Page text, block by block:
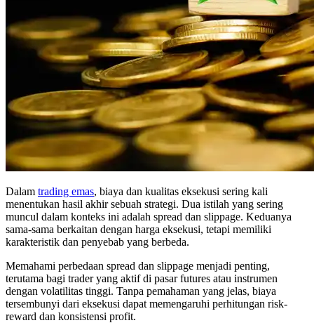
Dalam trading emas, biaya dan kualitas eksekusi sering kali
menentukan hasil akhir sebuah strategi. Dua istilah yang sering
muncul dalam konteks ini adalah spread dan slippage. Keduanya
sama-sama berkaitan dengan harga eksekusi, tetapi memiliki
karakteristik dan penyebab yang berbeda.
Memahami perbedaan spread dan slippage menjadi penting,
terutama bagi trader yang aktif di pasar futures atau instrumen
dengan volatilitas tinggi. Tanpa pemahaman yang jelas, biaya
tersembunyi dari eksekusi dapat memengaruhi perhitungan risk-
reward dan konsistensi profit.